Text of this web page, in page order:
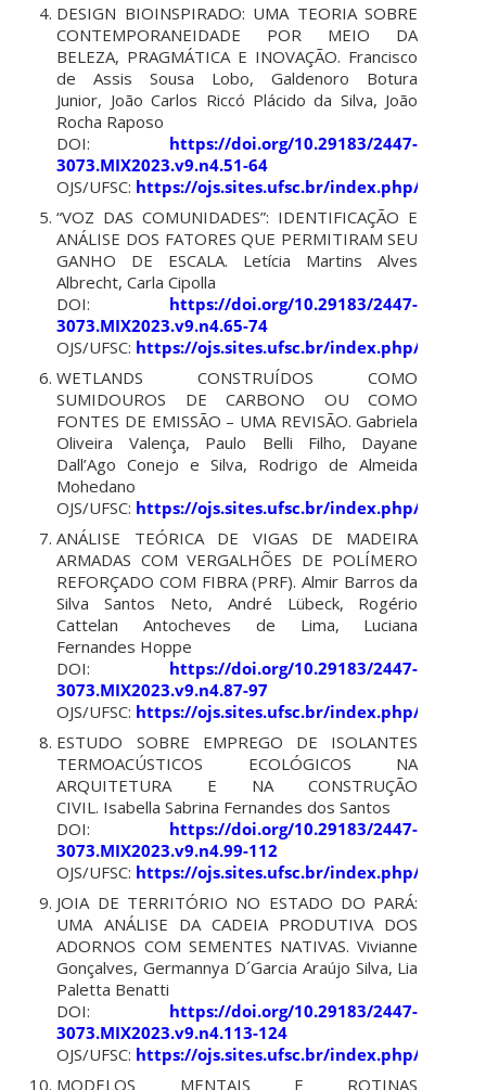
DESIGN BIOINSPIRADO: UMA TEORIA SOBRE
CONTEMPORANEIDADE POR MEIO DA
BELEZA, PRAGMÁTICA E INOVAÇÃO. Francisco
de Assis Sousa Lobo, Galdenoro Botura
Junior, João Carlos Riccó Plácido da Silva, João
Rocha Raposo
DOI: https://doi.org/10.29183/2447-
3073.MIX2023.v9.n4.51-64
OJS/UFSC: https://ojs.sites.ufsc.br/index.php/
“VOZ DAS COMUNIDADES”: IDENTIFICAÇÃO E
ANÁLISE DOS FATORES QUE PERMITIRAM SEU
GANHO DE ESCALA. Letícia Martins Alves
Albrecht, Carla Cipolla
DOI: https://doi.org/10.29183/2447-
3073.MIX2023.v9.n4.65-74
OJS/UFSC: https://ojs.sites.ufsc.br/index.php/
WETLANDS CONSTRUÍDOS COMO
SUMIDOUROS DE CARBONO OU COMO
FONTES DE EMISSÃO – UMA REVISÃO.Gabriela
Oliveira Valença, Paulo Belli Filho, Dayane
Dall’Ago Conejo e Silva, Rodrigo de Almeida
Mohedano
OJS/UFSC: https://ojs.sites.ufsc.br/index.php/
ANÁLISE TEÓRICA DE VIGAS DE MADEIRA
ARMADAS COM VERGALHÕES DE POLÍMERO
REFORÇADO COM FIBRA (PRF). Almir Barros da
Silva Santos Neto, André Lübeck, Rogério
Cattelan Antocheves de Lima, Luciana
Fernandes Hoppe
DOI: https://doi.org/10.29183/2447-
3073.MIX2023.v9.n4.87-97
OJS/UFSC: https://ojs.sites.ufsc.br/index.php/
ESTUDO SOBRE EMPREGO DE ISOLANTES
TERMOACÚSTICOS ECOLÓGICOS NA
ARQUITETURA E NA CONSTRUÇÃO
CIVIL. Isabella Sabrina Fernandes dos Santos
DOI: https://doi.org/10.29183/2447-
3073.MIX2023.v9.n4.99-112
OJS/UFSC: https://ojs.sites.ufsc.br/index.php/
JOIA DE TERRITÓRIO NO ESTADO DO PARÁ:
UMA ANÁLISE DA CADEIA PRODUTIVA DOS
ADORNOS COM SEMENTES NATIVAS.Vivianne
Gonçalves, Germannya D´Garcia Araújo Silva, Lia
Paletta Benatti
DOI: https://doi.org/10.29183/2447-
3073.MIX2023.v9.n4.113-124
OJS/UFSC: https://ojs.sites.ufsc.br/index.php/
MODELOS MENTAIS E ROTINAS